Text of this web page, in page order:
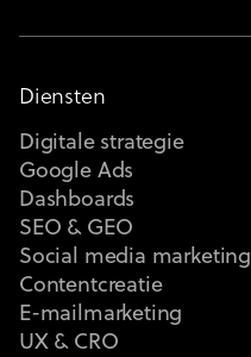
Diensten
Digitale strategie
Google Ads
Dashboards
SEO & GEO
Social media marketing
Contentcreatie
E-mailmarketing
UX & CRO